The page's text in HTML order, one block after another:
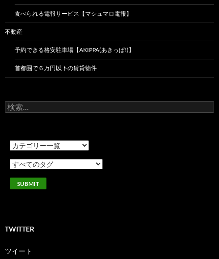
食べられる電報サービス【マシュマロ電報】
不動産
予約できる格安駐車場【AKIPPA(あきっぱ!)】
首都圏で６万円以下の賃貸物件
検
索:
TWITTER
ツイート